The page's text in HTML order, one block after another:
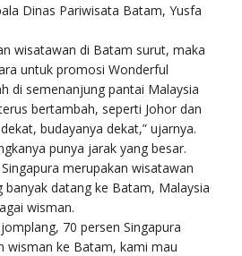
Dinas Pariwisata Batam, Yusfa
wisatawan di Batam surut, maka
untuk promosi Wonderful
di semenanjung pantai Malaysia
bertambah, seperti Johor dan
budayanya dekat,” ujarnya.
punya jarak yang besar.
merupakan wisatawan
banyak datang ke Batam, Malaysia
wisman.
70 persen Singapura
wisman ke Batam, kami mau